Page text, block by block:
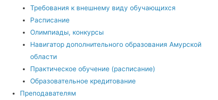
Требования к внешнему виду обучающихся
Расписание
Олимпиады, конкурсы
Навигатор дополнительного образования Амурской
области
Практическое обучение (расписание)
Образовательное кредитование
Преподавателям